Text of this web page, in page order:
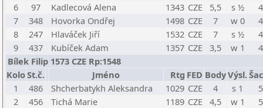
6
97 Kadlecová Alena 1343 CZE 5,5 s ½
4
7
348 Hovorka Ondřej 1498 CZE 7 w 0
4
8
247 Hlaváček Jiří 1532 CZE 7 s ½
4
9
437 Kubíček Adam 1357 CZE 3,5 w 1
4
Bílek Filip 1573 CZE Rp:1548
KoloSt.č. Jméno Rtg FED BodyVýsl.
1
486 Shcherbatykh Aleksandra 1029 CZE 4 s 1
5
2
456 Tichá Marie 1189 CZE 4,5 w 1
5